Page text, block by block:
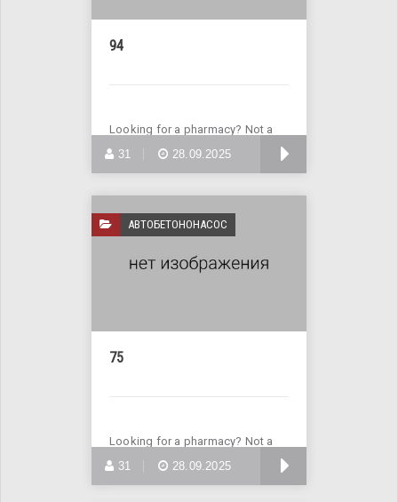
94
Looking for a pharmacy? Not a
problem! Visit the website
31 28.09.2025
АВТОБЕТОНОНАСОС
75
Looking for a pharmacy? Not a
problem! Visit the website
31 28.09.2025